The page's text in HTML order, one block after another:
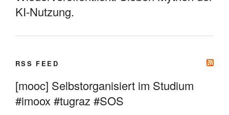
KI-Nutzung.
RSS FEED
[mooc] Selbstorganisiert im Studium
#imoox #tugraz #SOS